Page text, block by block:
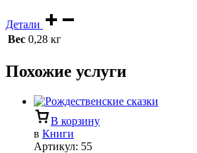
Детали
Вес 0,28 кг
Похожие услуги
В корзину
в Книги
Артикул: 55